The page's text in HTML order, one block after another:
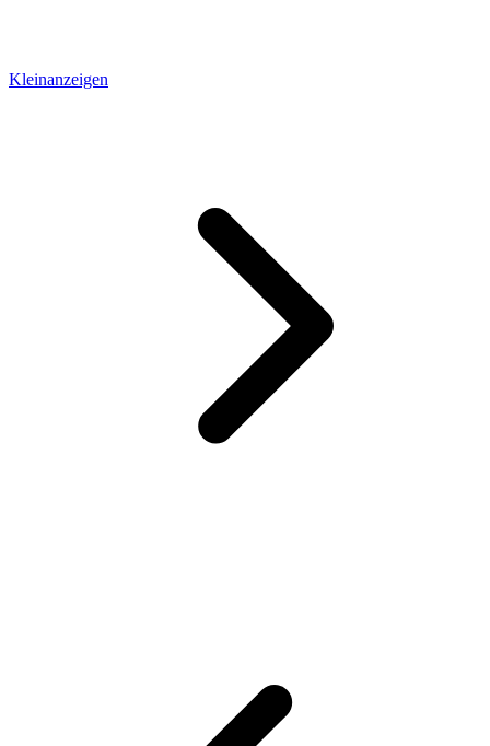
Kleinanzeigen